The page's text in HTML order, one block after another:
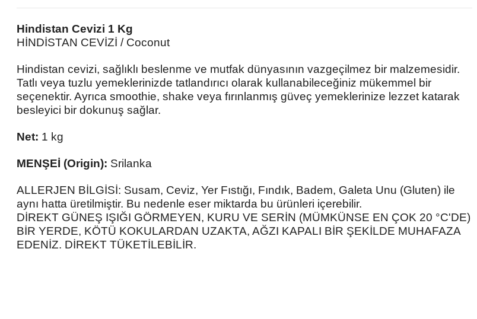
Hindistan Cevizi 1 Kg
HİNDİSTAN CEVİZİ / Coconut
Hindistan cevizi, sağlıklı beslenme ve mutfak dünyasının vazgeçilmez bir malzemesidir.
Tatlı veya tuzlu yemeklerinizde tatlandırıcı olarak kullanabileceğiniz mükemmel bir
seçenektir. Ayrıca smoothie, shake veya fırınlanmış güveç yemeklerinize lezzet katarak
besleyici bir dokunuş sağlar.
Net: 1 kg
MENŞEİ (Origin): Srilanka
ALLERJEN BİLGİSİ: Susam, Ceviz, Yer Fıstığı, Fındık, Badem, Galeta Unu (Gluten) ile
aynı hatta üretilmiştir. Bu nedenle eser miktarda bu ürünleri içerebilir.
DİREKT GÜNEŞ IŞIĞI GÖRMEYEN, KURU VE SERİN (MÜMKÜNSE EN ÇOK 20 °C'DE)
BİR YERDE, KÖTÜ KOKULARDAN UZAKTA, AĞZI KAPALI BİR ŞEKİLDE MUHAFAZA
EDENİZ. DİREKT TÜKETİLEBİLİR.